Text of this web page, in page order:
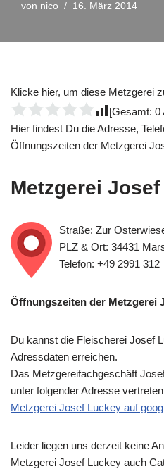
von nico 16. März 2014
Klicke hier, um diese Metzgerei
[Gesamt: 0
Hier findest Du die Adresse,
Öffnungszeiten der Metzgerei
Metzgerei
Straße: Zur
PLZ & Ort: 34431
Telefon: +49 2991 312
Öffnungszeiten der Metzgerei
Du kannst die Fleischerei Josef
Adressdaten erreichen.
Das Metzgereifachgeschäft
unter folgender Adresse
Metzgerei Josef Luckey auf
Leider liegen uns derzeit keine
Metzgerei Josef Luckey auch